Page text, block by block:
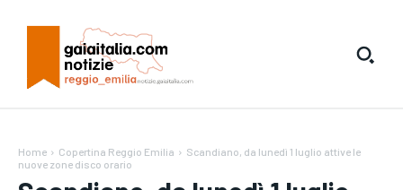
Home Copertina Reggio Emilia
Scandiano, da lunedì 1 luglio attive le
nuove zone disco orario